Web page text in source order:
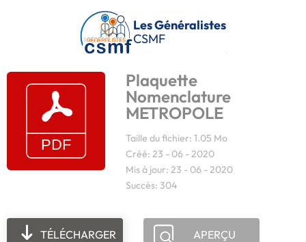
Passer au contenu principal
Les Généralistes
CSMF
Plaquette
Nomenclature
METROPOLE
Taille du fichier: 1.05 Mo
Créé: 23 - 06 - 2020
Mis à jour: 23 - 06 - 2020
Succès: 304
TÉLÉCHARGER APERÇU